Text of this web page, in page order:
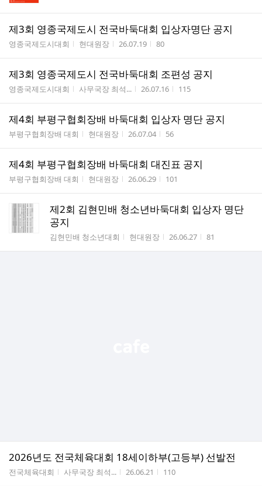
제3회 영종국제도시 전국바둑대회 입상자명단 공지
게시판명
영종국제도시대회 작성자
현대원장 작성시간
26.07.19 조회수
80
제3회 영종국제도시 전국바둑대회 조편성 공지
게시판명
영종국제도시대회 작성자
사무국장 최석... 작성시간
26.07.16 조회수
115
제4회 부평구협회장배 바둑대회 입상자 명단 공지
게시판명
부평구협회장배 대회 작성자
현대원장 작성시간
26.07.04 조회수
56
제4회 부평구협회장배 바둑대회 대진표 공지
게시판명
부평구협회장배 대회 작성자
현대원장 작성시간
26.06.29 조회수
101
제2회 김현민배 청소년바둑대회 입상자 명단
공지
게시판명
김현민배 청소년대회 작성자
현대원장 작성시간
26.06.27 조회수
81
2026년도 전국체육대회 18세이하부(고등부) 선발전
게시판명
전국체육대회 작성자
사무국장 최석... 작성시간
26.06.21 조회수
110